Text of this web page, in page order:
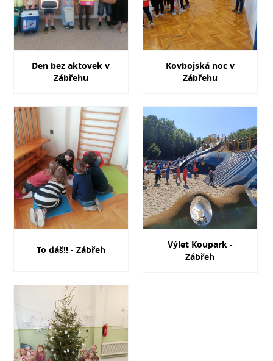
Den bez aktovek v
Zábřehu
Kovbojská noc v
Zábřehu
To dáš!! - Zábřeh
Výlet Koupark -
Zábřeh